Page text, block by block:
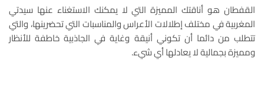
القفطان هو أناقتك المميزة التي لا يمكنك الاستغناء عنها سيدتي
المغربية في مختلف إطلالات الأعراس والمناسبات التي تحضرينها، والتي
تتطلب من دائما أن تكوني أنيقة وغاية في الجاذبية خاطفة للأنظار
ومميزة بجمالية لا يعادلها أي شيء.